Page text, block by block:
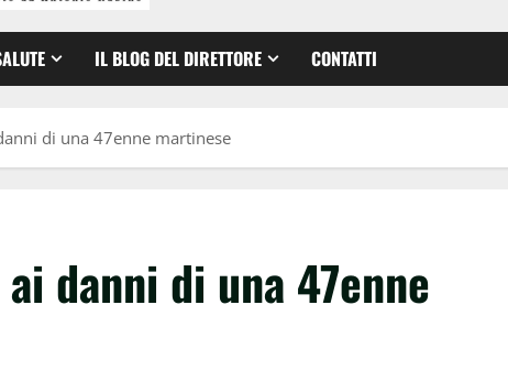
IL BLOG DEL DIRETTORE CONTATTI
di una 47enne martinese
danni di una 47enne